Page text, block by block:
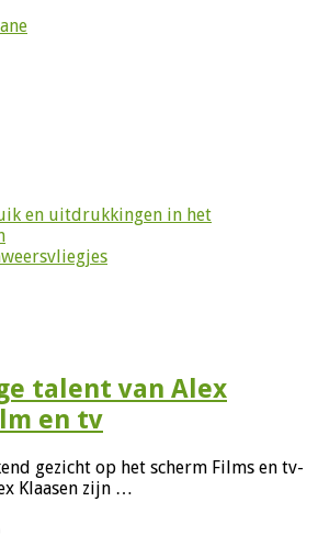
en uitdrukkingen in het
talent van Alex
en tv
gezicht op het scherm Films en tv-
Klaasen zijn …